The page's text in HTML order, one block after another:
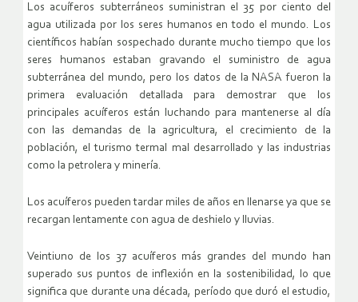
Los acuíferos subterráneos suministran el 35 por ciento del
agua utilizada por los seres humanos en todo el mundo. Los
científicos habían sospechado durante mucho tiempo que los
seres humanos estaban gravando el suministro de agua
subterránea del mundo, pero los datos de la NASA fueron la
primera evaluación detallada para demostrar que los
principales acuíferos están luchando para mantenerse al día
con las demandas de la agricultura, el crecimiento de la
población, el turismo termal mal desarrollado y las industrias
como la petrolera y minería.
Los acuíferos pueden tardar miles de años en llenarse ya que se
recargan lentamente con agua de deshielo y lluvias.
Veintiuno de los 37 acuíferos más grandes del mundo han
superado sus puntos de inflexión en la sostenibilidad, lo que
significa que durante una década, período que duró el estudio,